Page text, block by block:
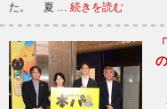
た。 夏 … 続きを読む